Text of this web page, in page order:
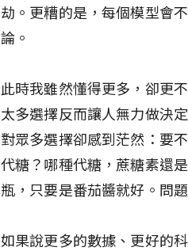
劫。更糟的是，每個模型會
論。
此時我雖然懂得更多，卻更
太多選擇反而讓人無力做決
對眾多選擇卻感到茫然：要
代糖？哪種代糖，蔗糖素還
瓶，只要是番茄醬就好。問
如果說更多的數據、更好的